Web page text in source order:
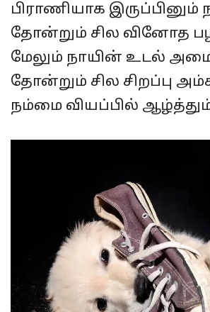
பிராணியாக இருப்பினும்
தோன்றும் சில வினோத
மேலும் நாயின் உடல்
தோன்றும் சில சிறப்பு
நம்மை வியப்பில்